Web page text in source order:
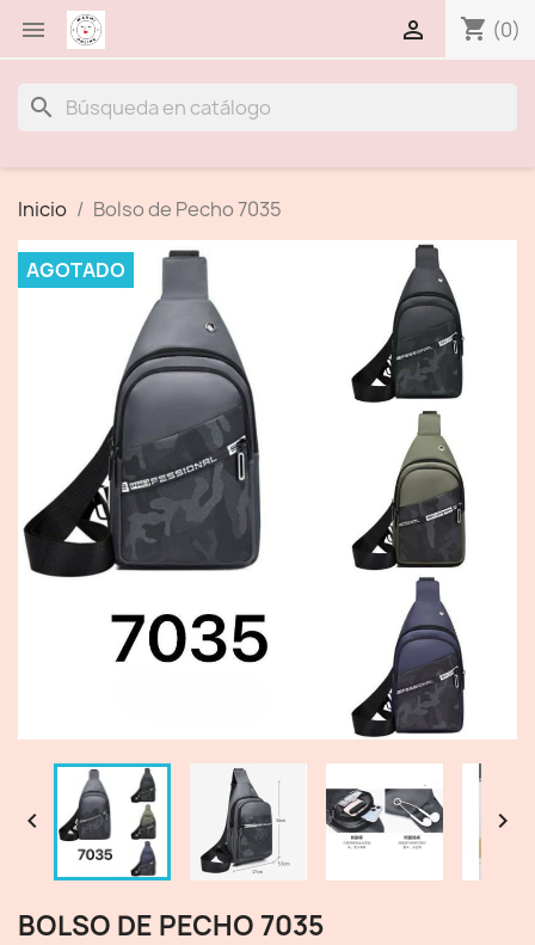
 shopping_cart (0)

search
Inicio Bolso de Pecho 7035
AGOTADO
 
BOLSO DE PECHO 7035